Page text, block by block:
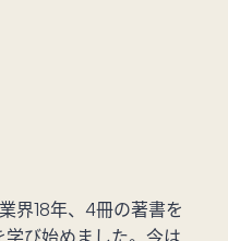
界18年、4冊の著書を
び始めました。今は